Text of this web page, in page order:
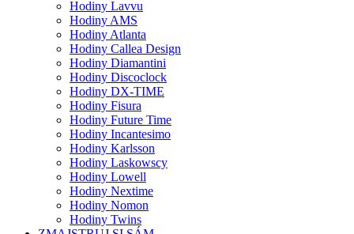
Hodiny Lavvu
Hodiny AMS
Hodiny Atlanta
Hodiny Callea Design
Hodiny Diamantini
Hodiny Discoclock
Hodiny DX-TIME
Hodiny Fisura
Hodiny Future Time
Hodiny Incantesimo
Hodiny Karlsson
Hodiny Laskowscy
Hodiny Lowell
Hodiny Nextime
Hodiny Nomon
Hodiny Twins